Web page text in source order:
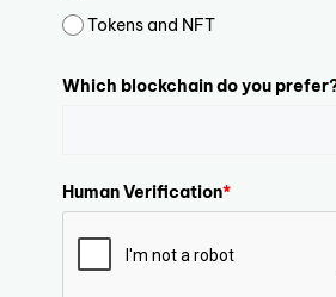
Tokens and NFT
Which blockchain do you
Human Verification*